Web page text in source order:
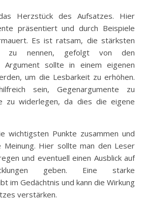
Herzstück des Aufsatzes. Hier
präsentiert und durch Beispiele
Es ist ratsam, die stärksten
zu nennen, gefolgt von den
Argument sollte in einem eigenen
um die Lesbarkeit zu erhöhen.
sein, Gegenargumente zu
zu widerlegen, da dies die eigene
wichtigsten Punkte zusammen und
Hier sollte man den Leser
und eventuell einen Ausblick auf
geben. Eine starke
im Gedächtnis und kann die Wirkung
verstärken.